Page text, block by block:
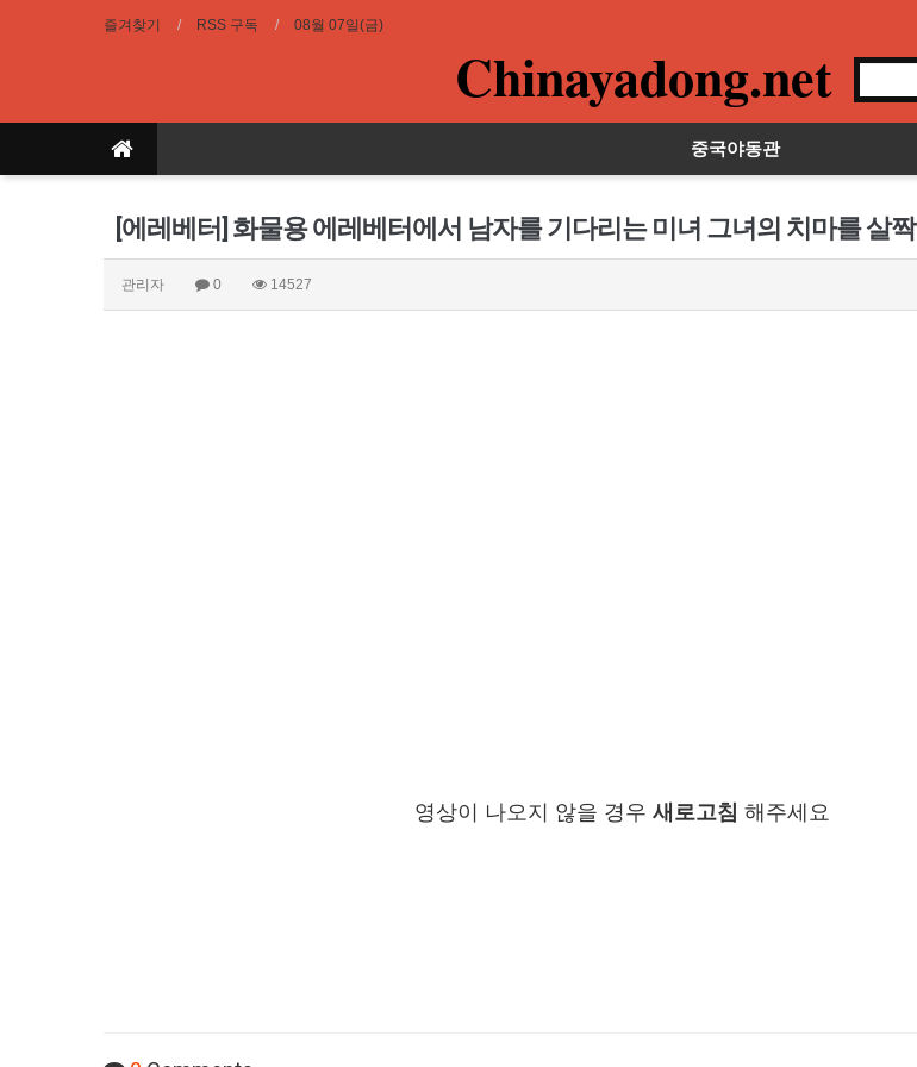
즐겨찾기 RSS 구독 08월 07일(금)
Chinayadong.net
중국야동관
[에레베터] 화물용 에레베터에서 남자를 기다리는 미녀 그녀의 치마를 살짝
관리자 0 14527
영상이 나오지 않을 경우 새로고침 해주세요